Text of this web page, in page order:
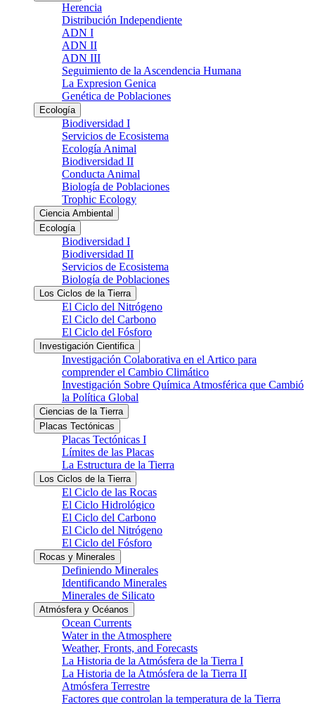
Herencia
Distribución Independiente
ADN I
ADN II
ADN III
Seguimiento de la Ascendencia Humana
La Expresion Genica
Genética de Poblaciones
Ecología
Biodiversidad I
Servicios de Ecosistema
Ecología Animal
Biodiversidad II
Conducta Animal
Biología de Poblaciones
Trophic Ecology
Ciencia Ambiental
Ecología
Biodiversidad I
Biodiversidad II
Servicios de Ecosistema
Biología de Poblaciones
Los Ciclos de la Tierra
El Ciclo del Nitrógeno
El Ciclo del Carbono
El Ciclo del Fósforo
Investigación Cientifica
Investigación Colaborativa en el Artico para
comprender el Cambio Climático
Investigación Sobre Química Atmosférica que Cambió
la Política Global
Ciencias de la Tierra
Placas Tectónicas
Placas Tectónicas I
Límites de las Placas
La Estructura de la Tierra
Los Ciclos de la Tierra
El Ciclo de las Rocas
El Ciclo Hidrológico
El Ciclo del Carbono
El Ciclo del Nitrógeno
El Ciclo del Fósforo
Rocas y Minerales
Definiendo Minerales
Identificando Minerales
Minerales de Silicato
Atmósfera y Océanos
Ocean Currents
Water in the Atmosphere
Weather, Fronts, and Forecasts
La Historia de la Atmósfera de la Tierra I
La Historia de la Atmósfera de la Tierra II
Atmósfera Terrestre
Factores que controlan la temperatura de la Tierra